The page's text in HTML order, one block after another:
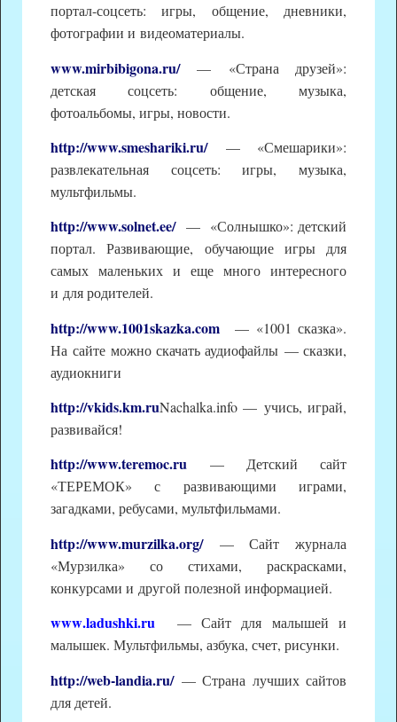
портал-соцсеть: игры, общение, дневники,
фотографии и видеоматериалы.
www.mirbibigona.ru/— «Страна друзей»:
детская соцсеть: общение, музыка,
фотоальбомы, игры, новости.
http://www.smeshariki.ru/— «Смешарики»:
развлекательная соцсеть: игры, музыка,
мультфильмы.
http://www.solnet.ee/— «Солнышко»: детский
портал. Развивающие, обучающие игры для
самых маленьких и еще много интересного
и для родителей.
http://www.1001skazka.com — «1001 сказка».
На сайте можно скачать аудиофайлы — сказки,
аудиокниги
http://vkids.km.ruNachalka.info — учись, играй,
развивайся!
http://www.teremoc.ru — Детский сайт
«ТЕРЕМОК» с развивающими играми,
загадками, ребусами, мультфильмами.
http://www.murzilka.org/— Сайт журнала
«Мурзилка» со стихами, раскрасками,
конкурсами и другой полезной информацией.
www.ladushki.ru — Сайт для малышей и
малышек. Мультфильмы, азбука, счет, рисунки.
http://web-landia.ru/— Страна лучших сайтов
для детей.